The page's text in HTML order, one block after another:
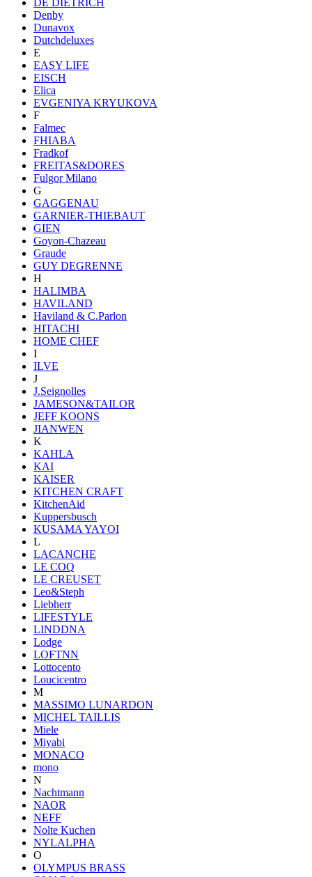
Denby
Dunavox
Dutchdeluxes
E
EASY LIFE
EISCH
Elica
EVGENIYA KRYUKOVA
F
Falmec
FHIABA
Fradkof
FREITAS&DORES
Fulgor Milano
G
GAGGENAU
GARNIER-THIEBAUT
GIEN
Goyon-Chazeau
Graude
GUY DEGRENNE
H
HALIMBA
HAVILAND
Haviland & C.Parlon
HITACHI
HOME CHEF
I
ILVE
J
J.Seignolles
JAMESON&TAILOR
JEFF KOONS
JIANWEN
K
KAHLA
KAI
KAISER
KITCHEN CRAFT
KitchenAid
Kuppersbusch
KUSAMA YAYOI
L
LACANCHE
LE COQ
LE CREUSET
Leo&Steph
Liebherr
LIFESTYLE
LINDDNA
Lodge
LOFTNN
Lottocento
Loucicentro
M
MASSIMO LUNARDON
MICHEL TAILLIS
Miele
Miyabi
MONACO
mono
N
Nachtmann
NAOR
NEFF
Nolte Kuchen
NYLALPHA
O
OLYMPUS BRASS